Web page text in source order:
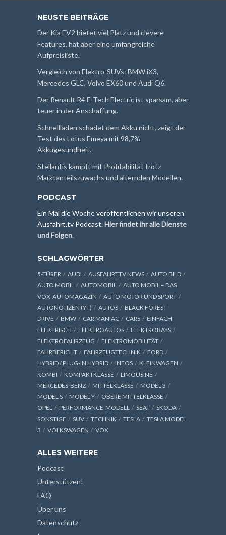
NEUSTE BEITRÄGE
Der Kia EV2 bietet viel Platz und clevere
Features, hat aber eine umfangreiche
Aufpreisliste.
Vergleich von Elektro-SUVs: BMW iX3,
Mercedes GLC, Volvo EX60 und Audi Q6.
Der Renault R4 E-Tech Electric ist sparsam, aber
teuer in der Anschaffung.
Schnellladen schadet dem Akku nicht, zeigt der
Test des Lotus Emeya mit 98,7%
Akkugesundheit.
Stellantis kämpft mit Profitabilität trotz
Marktanteilszuwachs und alternden Modellen.
PODCAST
Ein Mal die Woche veröffentlichen wir unseren
Ausfahrt.tv Podcast.Hier findet ihr alle Dienste
und Folgen.
SCHLAGWÖRTER
5-TÜRER AUDI AUSFAHRTTV NEWS
AUTO BILD
AUTO MOBIL
AUTOMOBIL
AUTO MOBIL – DAS
VOX-AUTOMAGAZIN
AUTO MOTOR UND SPORT
AUTONOTIZEN (YT)
AUTOS
BLACK FOREST
DRIVE
BMW CAR MANIAC CARS
EINFACH
ELEKTRISCH
ELEKTROAUTOS
ELEKTROBAYS
ELEKTROFAHRZEUG
ELEKTROMOBILITÄT
FAHRBERICHT
FAHRZEUGTECHNIK
FORD
HYBRID / PLUG-IN HYBRID
INFOS
KLEINWAGEN
KOMBI
KOMPAKTKLASSE
LIMOUSINE
MERCEDES-BENZ
MITTELKLASSE
MODEL 3
MODEL S
MODEL Y
OBERE MITTELKLASSE
OPEL
PERFORMANCE-MODELL SEAT
SKODA
SONSTIGE
SUV TECHNIK TESLA
TESLA MODEL
3
VOLKSWAGEN VOX
ALLES WEITERE
Podcast
Unterstützen!
FAQ
Über uns
Datenschutz